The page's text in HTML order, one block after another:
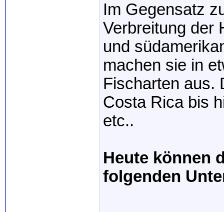
Im Gegensatz
Verbreitung der
und
machen sie in
Fischarten aus.
Costa Rica bis
etc..
Heute können
folgenden